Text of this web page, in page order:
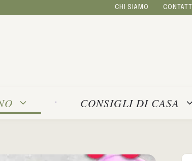
CHI SIAMO CONTATTI
CONSIGLI DI CASA